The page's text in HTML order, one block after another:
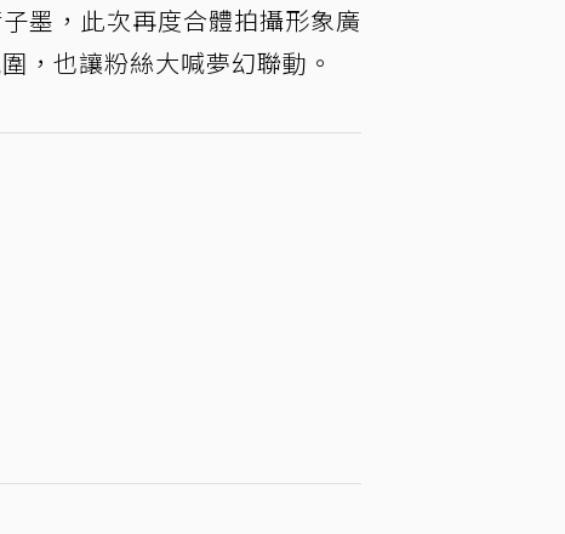
墨，此次再度合體拍攝形象廣
，也讓粉絲大喊夢幻聯動。